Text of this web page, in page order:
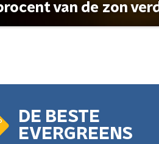
van de zon
DE BESTE
EVERGREENS